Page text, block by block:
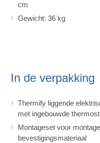
cm
Gewicht: 36 kg
In de verpakking
Thermify liggende
met ingebouwde
Montageset voor
bevestigingsmateriaal